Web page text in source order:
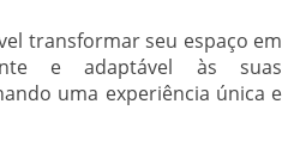
transformar seu espaço em
e adaptável às suas
uma experiência única e